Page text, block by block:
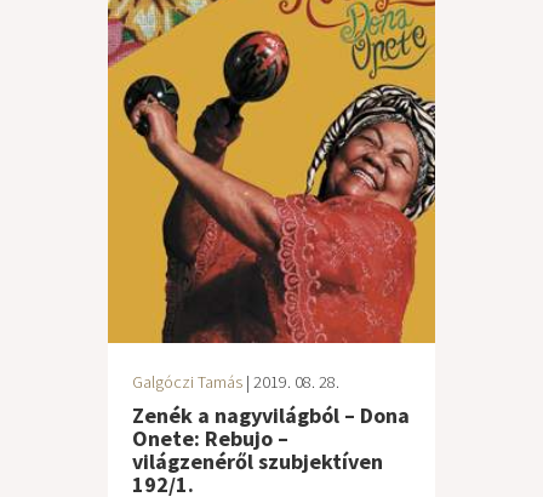
Galgóczi Tamás | 2019. 08. 28.
Zenék a nagyvilágból – Dona
Onete: Rebujo –
világzenéről szubjektíven
192/1.